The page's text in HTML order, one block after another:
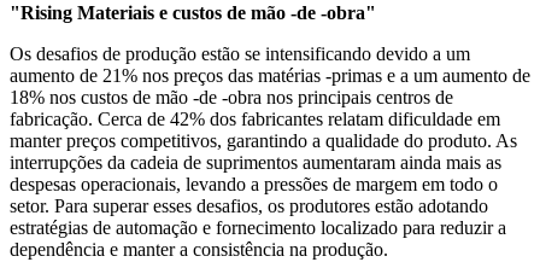
"Rising Materiais e custos de mão -de -obra"
Os desafios de produção estão se intensificando devido a um
aumento de 21% nos preços das matérias -primas e a um aumento de
18% nos custos de mão -de -obra nos principais centros de
fabricação. Cerca de 42% dos fabricantes relatam dificuldade em
manter preços competitivos, garantindo a qualidade do produto. As
interrupções da cadeia de suprimentos aumentaram ainda mais as
despesas operacionais, levando a pressões de margem em todo o
setor. Para superar esses desafios, os produtores estão adotando
estratégias de automação e fornecimento localizado para reduzir a
dependência e manter a consistência na produção.